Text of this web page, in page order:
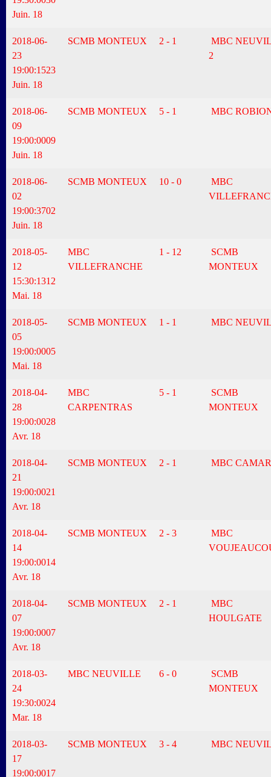
Juin. 18
2018-06-
23
19:00:1523
Juin. 18
SCMB MONTEUX 2 - 1
MBC
2
2018-06-
09
19:00:0009
Juin. 18
SCMB MONTEUX 5 - 1 MBC
2018-06-
02
19:00:3702
Juin. 18
SCMB MONTEUX 10 - 0
MBC
2018-05-
12
15:30:1312
Mai. 18
MBC
VILLEFRANCHE
1 - 12
SCMB
MONTEUX
2018-05-
05
19:00:0005
Mai. 18
SCMB MONTEUX 1 - 1 MBC
2018-04-
28
19:00:0028
Avr. 18
MBC
CARPENTRAS
5 - 1
SCMB
MONTEUX
2018-04-
21
19:00:0021
Avr. 18
SCMB MONTEUX 2 - 1 MBC
2018-04-
14
19:00:0014
Avr. 18
SCMB MONTEUX 2 - 3
MBC
2018-04-
07
19:00:0007
Avr. 18
SCMB MONTEUX 2 - 1
MBC
HOULGATE
2018-03-
24
19:30:0024
Mar. 18
MBC NEUVILLE 6 - 0
SCMB
MONTEUX
2018-03-
17
19:00:0017
SCMB MONTEUX 3 - 4 MBC